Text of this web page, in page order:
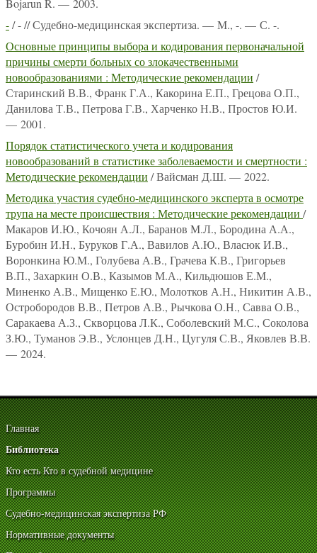
Bojarun R. — 2003.
-/ - // Судебно-медицинская экспертиза. — М., -. — С. -.
Основные принципы выбора и кодирования первоначальной
причины смерти больных со злокачественными
новообразованиями : Методические рекомендации /
Старинский В.В., Франк Г.А., Какорина Е.П., Грецова О.П.,
Данилова Т.В., Петрова Г.В., Харченко Н.В., Простов Ю.И.
— 2001.
Порядок статистического учета и кодирования
новообразований в статистике заболеваемости и смертности :
Методические рекомендации / Вайсман Д.Ш. — 2022.
Методика участия судебно-медицинского эксперта в осмотре
трупа на месте происшествия : Методические рекомендации /
Макаров И.Ю., Кочоян А.Л., Баранов М.Л., Бородина А.А.,
Буробин И.Н., Буруков Г.А., Вавилов А.Ю., Власюк И.В.,
Воронкина Ю.М., Голубева А.В., Грачева К.В., Григорьев
В.П., Захаркин О.В., Казымов М.А., Кильдюшов Е.М.,
Миненко А.В., Мищенко Е.Ю., Молотков А.Н., Никитин А.В.,
Остробородов В.В., Петров А.В., Рычкова О.Н., Савва О.В.,
Саракаева А.З., Скворцова Л.К., Соболевский М.С., Соколова
З.Ю., Туманов Э.В., Услонцев Д.Н., Цугуля С.В., Яковлев В.В.
— 2024.
Главная
Библиотека
Кто есть Кто в судебной медицине
Программы
Судебно-медицинская экспертиза РФ
Нормативные документы